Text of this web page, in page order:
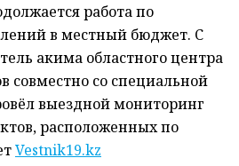
работа по
в местный бюджет. С
акима областного центра
совместно со специальной
выездной мониторинг
расположенных по
Vestnik19.kz